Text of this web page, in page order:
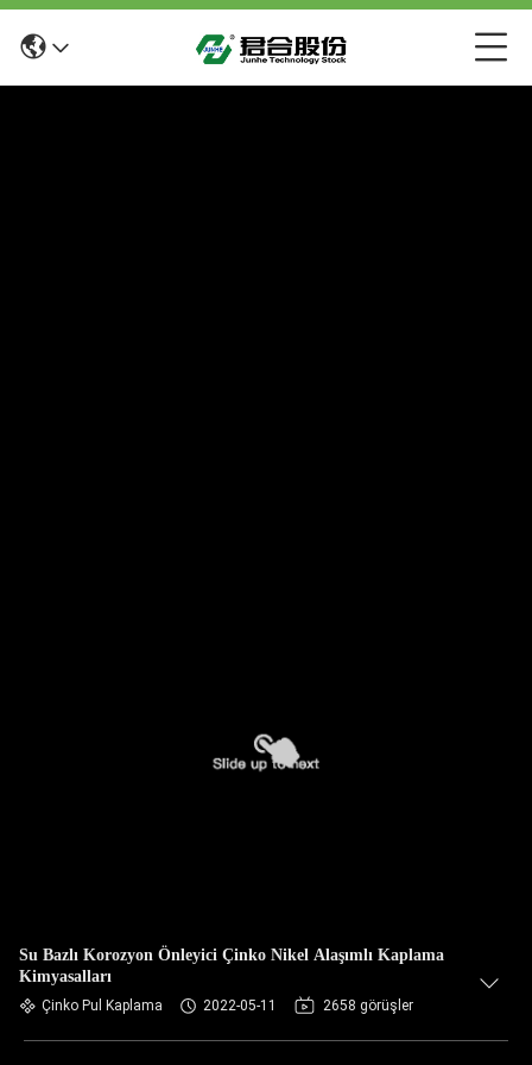
Su Bazlı Korozyon Önleyici Çinko Nikel Alaşımlı Kaplama
Kimyasalları
Çinko Pul Kaplama 2022-05-11 2658 görüşler